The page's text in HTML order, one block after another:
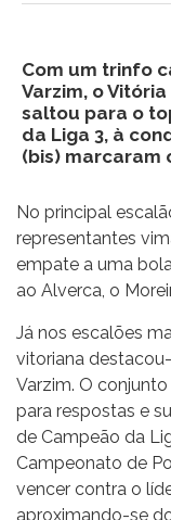
Com um trinfo
Varzim, o
saltou para o
da Liga 3, à
(bis) marcaram
No principal
representantes
empate a uma
ao Alverca, o
Já nos escalões
vitoriana
Varzim. O
para respostas e
de Campeão da
Campeonato de
vencer contra o
aproximando-se